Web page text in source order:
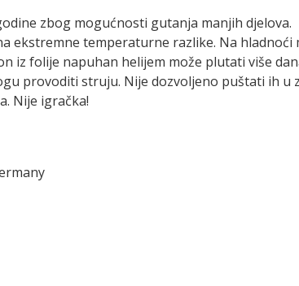
zbog mogućnosti gutanja manjih djelova.
ekstremne temperaturne razlike. Na
iz folije napuhan helijem može plutati više
provoditi struju. Nije dozvoljeno puštati ih
Nije igračka!